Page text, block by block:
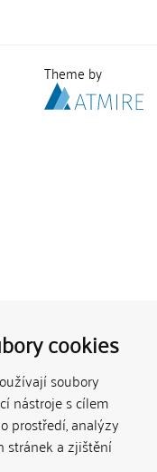
cookies
soubory
nástroje s cílem
prostředí, analýzy
stránek a zjištění
Theme by